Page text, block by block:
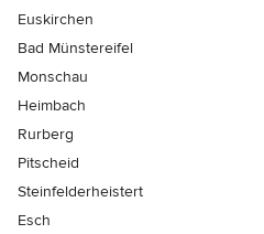
Euskirchen
Bad Münstereifel
Monschau
Heimbach
Rurberg
Pitscheid
Steinfelderheistert
Esch